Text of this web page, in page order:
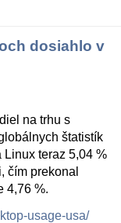
dosiahlo v
na trhu s
štatistík
teraz 5,04 %
čím prekonal
4,76 %.
usage-usa/